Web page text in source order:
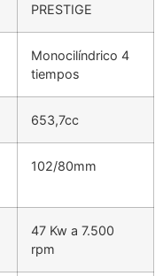
PRESTIGE
Monocilíndrico 4
tiempos
653,7cc
102/80mm
47 Kw a 7.500
rpm